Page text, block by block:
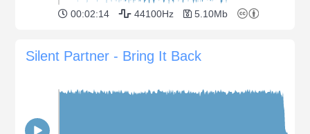
00:02:14 44100Hz 5.10Mb
Silent Partner - Bring It Back